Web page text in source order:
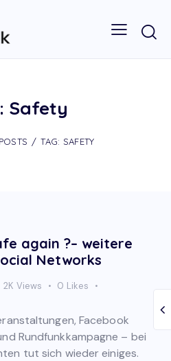
Safety
TAG: SAFETY
again ?– weitere
Networks
2K Views 0 Likes
Facebook
Rundfunkkampagne – bei
tut sich wieder einiges.